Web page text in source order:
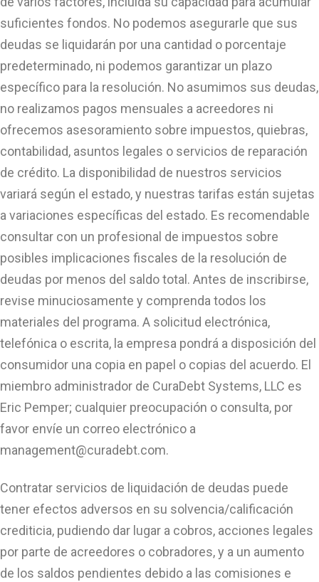
suficientes fondos. No podemos asegurarle que sus
deudas se liquidarán por una cantidad o porcentaje
predeterminado, ni podemos garantizar un plazo
específico para la resolución. No asumimos sus deudas,
no realizamos pagos mensuales a acreedores ni
ofrecemos asesoramiento sobre impuestos, quiebras,
contabilidad, asuntos legales o servicios de reparación
de crédito. La disponibilidad de nuestros servicios
variará según el estado, y nuestras tarifas están sujetas
a variaciones específicas del estado. Es recomendable
consultar con un profesional de impuestos sobre
posibles implicaciones fiscales de la resolución de
deudas por menos del saldo total. Antes de inscribirse,
revise minuciosamente y comprenda todos los
materiales del programa. A solicitud electrónica,
telefónica o escrita, la empresa pondrá a disposición del
consumidor una copia en papel o copias del acuerdo. El
miembro administrador de CuraDebt Systems, LLC es
Eric Pemper; cualquier preocupación o consulta, por
favor envíe un correo electrónico a
management@curadebt.com.
Contratar servicios de liquidación de deudas puede
tener efectos adversos en su solvencia/calificación
crediticia, pudiendo dar lugar a cobros, acciones legales
por parte de acreedores o cobradores, y a un aumento
de los saldos pendientes debido a las comisiones e